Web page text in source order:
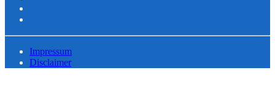
Impressum
Disclaimer